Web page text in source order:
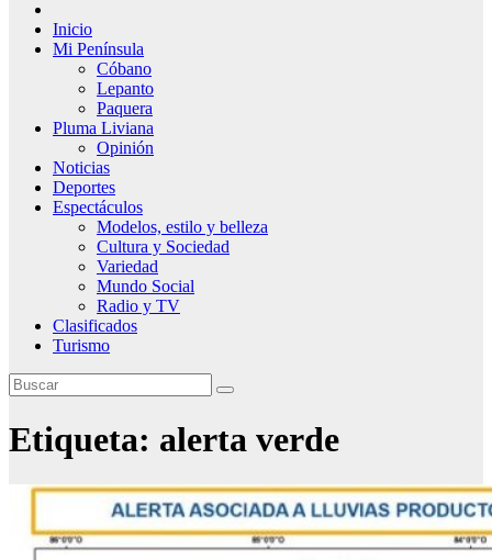
Inicio
Mi Península
Cóbano
Lepanto
Paquera
Pluma Liviana
Opinión
Noticias
Deportes
Espectáculos
Modelos, estilo y belleza
Cultura y Sociedad
Variedad
Mundo Social
Radio y TV
Clasificados
Turismo
Etiqueta: alerta verde